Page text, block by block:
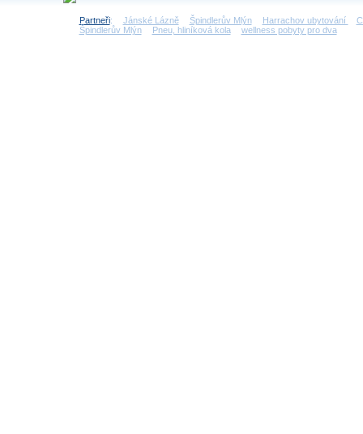
Partneři: Jánské Lázně Špindlerův Mlýn Harrachov ubytování
Špindlerův Mlýn
Pneu, hliníková kola wellness pobyty pro dva